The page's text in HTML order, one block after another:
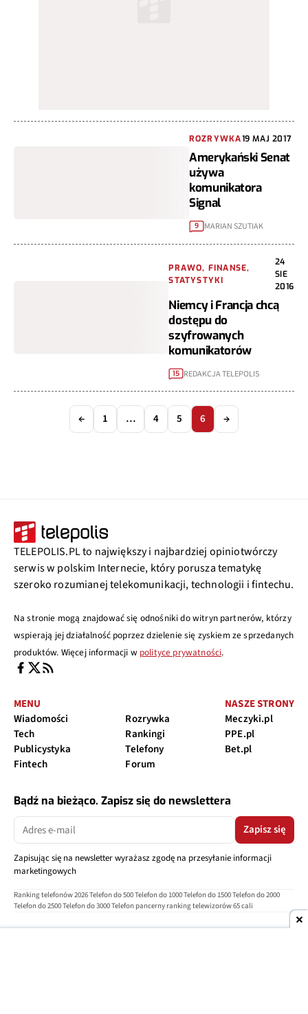
ROZRYWKA19 MAJ 2017
Amerykański Senat
używa
komunikatora
Signal
9 MARIAN SZUTIAK
PRAWO, FINANSE,
STATYSTYKI
24
SIE
2016
Niemcy i Francja chcą
dostępu do
szyfrowanych
komunikatorów
15 REDAKCJA TELEPOLIS
← 1 … 4 5 6 →
TELEPOLIS.PL to największy i najbardziej opiniotwórczy
serwis w polskim Internecie, który porusza tematykę
szeroko rozumianej telekomunikacji, technologii i fintechu.
Na stronie mogą znajdować się odnośniki do witryn partnerów, którzy
wspierają jej działalność poprzez dzielenie się zyskiem ze sprzedanych
produktów. Więcej informacji w polityce prywatności.
MENU
Wiadomości
Tech
Publicystyka
Fintech
Rozrywka
Rankingi
Telefony
Forum
NASZE STRONY
Meczyki.pl
PPE.pl
Bet.pl
Bądź na bieżąco. Zapisz się do newslettera
Zapisz się
Zapisując się na newsletter wyrażasz zgodę na przesyłanie informacji
marketingowych
Ranking telefonów 2026Telefon do 500Telefon do 1000Telefon do 1500Telefon do 2000
Telefon do 2500Telefon do 3000Telefon pancerny ranking telewizorów 65 cali